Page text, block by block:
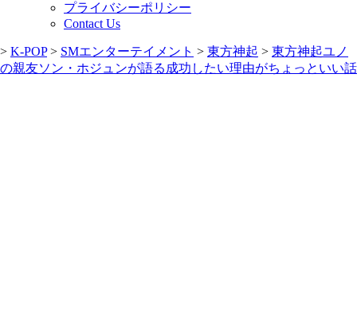
プライバシーポリシー
Contact Us
> K-POP> SMエンターテイメント > 東方神起 > 東方神起ユノ
の親友ソン・ホジュンが語る成功したい理由がちょっといい話